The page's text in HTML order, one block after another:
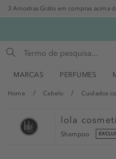
3 Amostras Grátis em compras acima
MARCAS PERFUMES
Home Cabelo Cuidados
lola
Shampoo